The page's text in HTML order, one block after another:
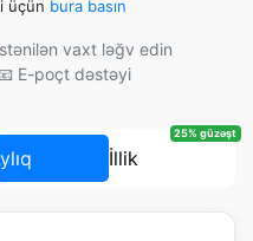
üçün bura basın
vaxt ləğv edin
E-poçt dəstəyi
İllik
25% güzəşt